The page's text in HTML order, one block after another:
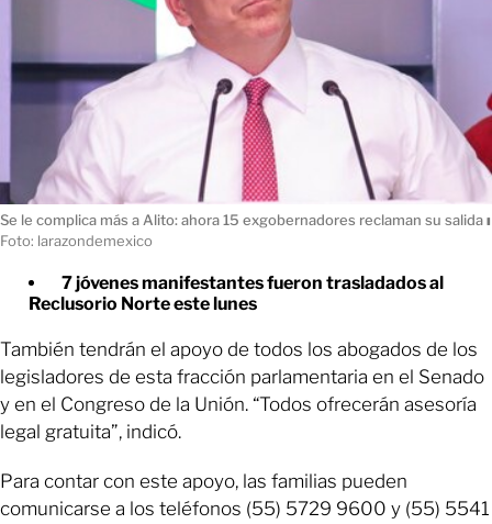
Se le complica más a Alito: ahora 15 exgobernadores reclaman su salidaı
Foto: larazondemexico
7 jóvenes manifestantes fueron trasladados al
Reclusorio Norte este lunes
También tendrán el apoyo de todos los abogados de los
legisladores de esta fracción parlamentaria en el Senado
y en el Congreso de la Unión. “Todos ofrecerán asesoría
legal gratuita”, indicó.
Para contar con este apoyo, las familias pueden
comunicarse a los teléfonos (55) 5729 9600 y (55) 5541